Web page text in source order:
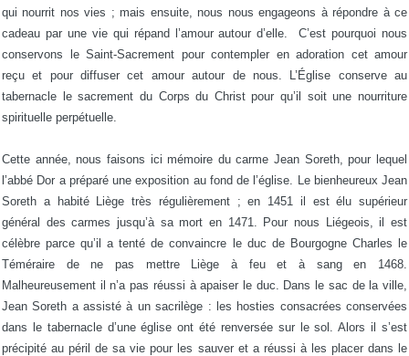
qui nourrit nos vies ; mais ensuite, nous nous engageons à répondre à ce
cadeau par une vie qui répand l’amour autour d’elle. C’est pourquoi nous
conservons le Saint-Sacrement pour contempler en adoration cet amour
reçu et pour diffuser cet amour autour de nous. L’Église conserve au
tabernacle le sacrement du Corps du Christ pour qu’il soit une nourriture
spirituelle perpétuelle.
Cette année, nous faisons ici mémoire du carme Jean Soreth, pour lequel
l’abbé Dor a préparé une exposition au fond de l’église. Le bienheureux Jean
Soreth a habité Liège très régulièrement ; en 1451 il est élu supérieur
général des carmes jusqu’à sa mort en 1471. Pour nous Liégeois, il est
célèbre parce qu’il a tenté de convaincre le duc de Bourgogne Charles le
Téméraire de ne pas mettre Liège à feu et à sang en 1468.
Malheureusement il n’a pas réussi à apaiser le duc. Dans le sac de la ville,
Jean Soreth a assisté à un sacrilège : les hosties consacrées conservées
dans le tabernacle d’une église ont été renversée sur le sol. Alors il s’est
précipité au péril de sa vie pour les sauver et a réussi à les placer dans le